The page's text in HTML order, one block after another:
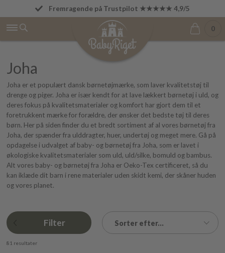
Fremragende på Trustpilot ★★★★★ 4,9/5
Betal først den 1. i næste måned
0
Joha
Joha er et populært dansk børnetøjmærke, som laver kvalitetstøj til
drenge og piger. Joha er især kendt for at lave lækkert børnetøj i uld, og
deres fokus på kvalitetsmaterialer og komfort har gjort dem til et
foretrukkent mærke for forældre, der ønsker det bedste tøj til deres
børn. Her på siden finder du et bredt sortiment af al vores børnetøj fra
Joha, der spænder fra ulddragter, huer, undertøj og meget mere. Gå på
opdagelse i udvalget af baby- og børnetøj fra Joha, som er lavet i
økologiske kvalitetsmaterialer som uld, uld/silke, bomuld og bambus.
Alt vores baby- og børnetøj fra Joha er Oeko-Tex certificeret, så du
kan iklæde dit barn i rene materialer uden skidt kemi, der skåner huden
og vores planet.
Filter Sorter efter...
81 resultater